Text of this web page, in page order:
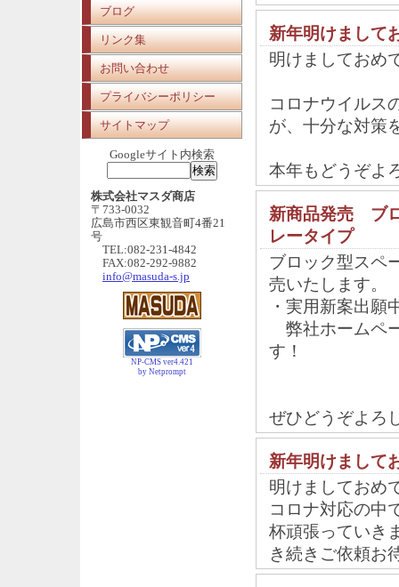
ブログ
リンク集
お問い合わせ
プライバシーポリシー
サイトマップ
Googleサイト内検索
株式会社マスダ商店
〒733-0032
広島市西区東観音町4番21
号
TEL:082-231-4842
FAX:082-292-9882
info@masuda-s.jp
NP-CMS ver4.421
by Netprompt
新年明けまして
明けましておめ
コロナウイルス
が、十分な対策
本年もどうぞよ
新商品発売 ブ
レータイプ
ブロック型ス
売いたします
・実用新案出願
弊社ホームペ
す！
ぜひどうぞよろ
新年明けまして
明けましておめ
コロナ対応の中
杯頑張っていき
き続きご依頼お